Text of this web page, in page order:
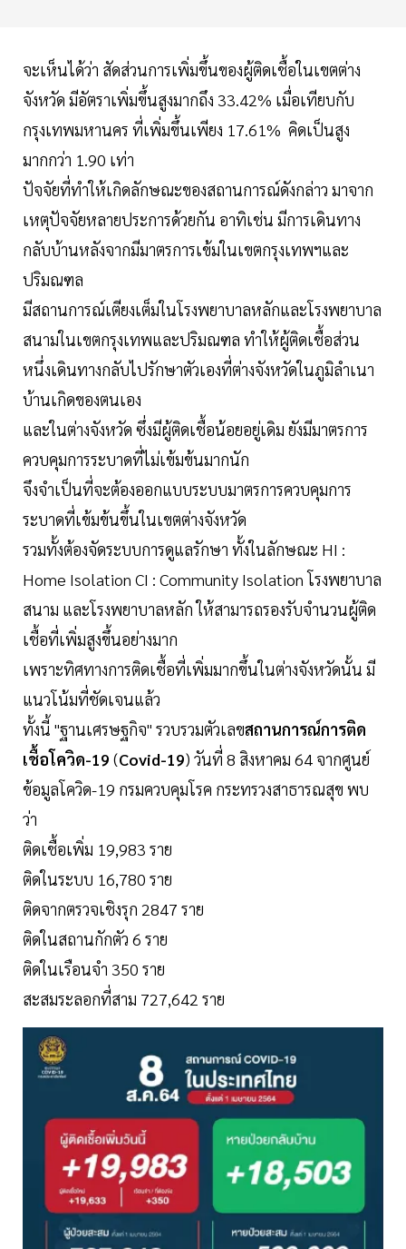
จะเห็นได้ว่า สัดส่วนการเพิ่มขึ้นของผู้ติดเชื้อในเขตต่าง
จังหวัด มีอัตราเพิ่มขึ้นสูงมากถึง 33.42% เมื่อเทียบกับ
กรุงเทพมหานคร ที่เพิ่มขึ้นเพียง 17.61% คิดเป็นสูง
มากกว่า 1.90 เท่า
ปัจจัยที่ทำให้เกิดลักษณะของสถานการณ์ดังกล่าว มาจาก
เหตุปัจจัยหลายประการด้วยกัน อาทิเช่น มีการเดินทาง
กลับบ้านหลังจากมีมาตรการเข้มในเขตกรุงเทพฯและ
ปริมณฑล
มีสถานการณ์เตียงเต็มในโรงพยาบาลหลักและโรงพยาบาล
สนามในเขตกรุงเทพและปริมณฑล ทำให้ผู้ติดเชื้อส่วน
หนึ่งเดินทางกลับไปรักษาตัวเองที่ต่างจังหวัดในภูมิลำเนา
บ้านเกิดของตนเอง
และในต่างจังหวัด ซึ่งมีผู้ติดเชื้อน้อยอยู่เดิม ยังมีมาตรการ
ควบคุมการระบาดที่ไม่เข้มข้นมากนัก
จึงจำเป็นที่จะต้องออกแบบระบบมาตรการควบคุมการ
ระบาดที่เข้มข้นขึ้นในเขตต่างจังหวัด
รวมทั้งต้องจัดระบบการดูแลรักษา ทั้งในลักษณะ HI :
Home Isolation CI : Community Isolation โรงพยาบาล
สนาม และโรงพยาบาลหลัก ให้สามารถรองรับจำนวนผู้ติด
เชื้อที่เพิ่มสูงขึ้นอย่างมาก
เพราะทิศทางการติดเชื้อที่เพิ่มมากขึ้นในต่างจังหวัดนั้น มี
แนวโน้มที่ชัดเจนแล้ว
ทั้งนี้ "ฐานเศรษฐกิจ" รวบรวมตัวเลขสถานการณ์การติด
เชื้อโควิด-19 (Covid-19) วันที่ 8 สิงหาคม 64 จากศูนย์
ข้อมูลโควิด-19 กรมควบคุมโรค กระทรวงสาธารณสุข พบ
ว่า
ติดเชื้อเพิ่ม 19,983 ราย
ติดในระบบ 16,780 ราย
ติดจากตรวจเชิงรุก 2847 ราย
ติดในสถานกักตัว 6 ราย
ติดในเรือนจำ 350 ราย
สะสมระลอกที่สาม 727,642 ราย